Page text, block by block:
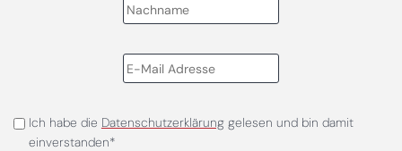
Ich habe die Datenschutzerklärunggelesen und bin damit
einverstanden*